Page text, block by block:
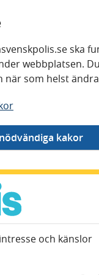
ska
webbplatsen.
när som helst
och känslor